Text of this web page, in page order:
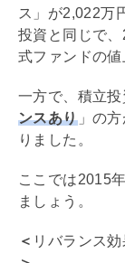
ス」が2,022万
投資と同じで
式ファンドの値
一方で、積立投
ンスあり」の
りました。
ここでは2015
ましょう。
＜ リバランス